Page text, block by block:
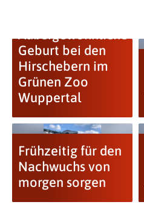
Geburt bei den
Hirschebern im
Grünen Zoo
Wuppertal
Frühzeitig für den
Nachwuchs von
morgen sorgen